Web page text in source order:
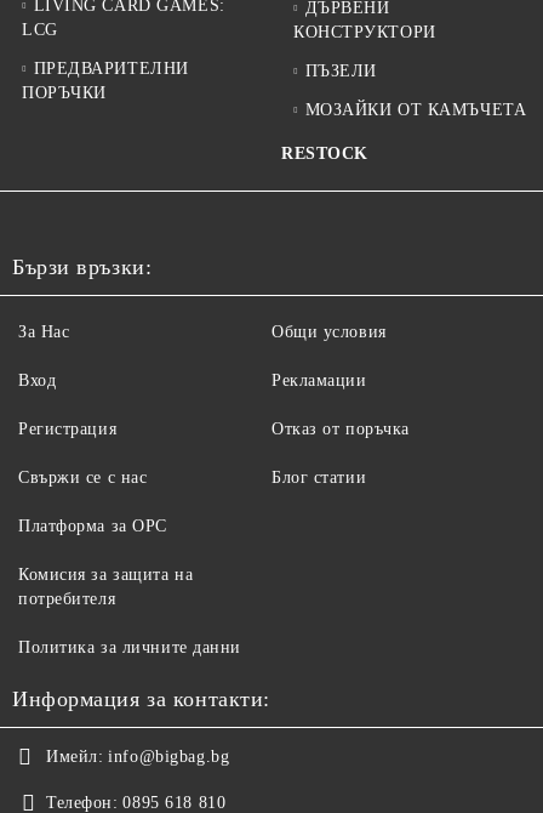
LIVING CARD GAMES:
LCG
ПРЕДВАРИТЕЛНИ
ПОРЪЧКИ
ДЪРВЕНИ
КОНСТРУКТОРИ
ПЪЗЕЛИ
МОЗАЙКИ ОТ КАМЪЧЕТА
RESTOCK
Бързи връзки:
За Нас
Вход
Регистрация
Свържи се с нас
Общи условия
Рекламации
Отказ от поръчка
Блог статии
Платформа за ОРС
Комисия за защита на
потребителя
Политика за личните данни
Информация за контакти:
Имейл: info@bigbag.bg
Телефон: 0895 618 810